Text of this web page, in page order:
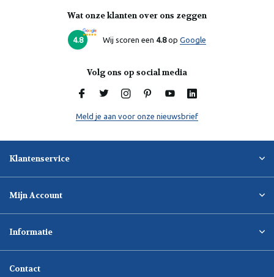
Wat onze klanten over ons zeggen
4.8 Wij scoren een 4.8op Google
Volg ons op social media
Meld je aan voor onze nieuwsbrief
Klantenservice
Mijn Account
Informatie
Contact
Online